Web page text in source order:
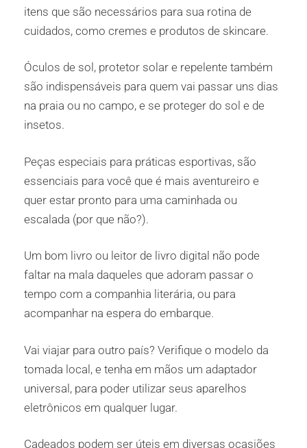
itens que são necessários para sua rotina de
cuidados, como cremes e produtos de skincare.
Óculos de sol, protetor solar e repelente também
são indispensáveis para quem vai passar uns dias
na praia ou no campo, e se proteger do sol e de
insetos.
Peças especiais para práticas esportivas, são
essenciais para você que é mais aventureiro e
quer estar pronto para uma caminhada ou
escalada (por que não?).
Um bom livro ou leitor de livro digital não pode
faltar na mala daqueles que adoram passar o
tempo com a companhia literária, ou para
acompanhar na espera do embarque.
Vai viajar para outro país? Verifique o modelo da
tomada local, e tenha em mãos um adaptador
universal, para poder utilizar seus aparelhos
eletrônicos em qualquer lugar.
Cadeados podem ser úteis em diversas ocasiões